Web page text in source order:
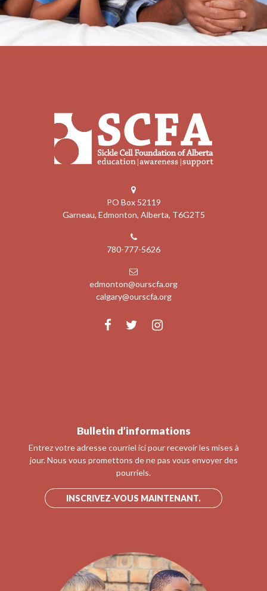
PO Box 52119
Garneau, Edmonton, Alberta, T6G2T5
780-777-5626
edmonton@ourscfa.org
calgary@ourscfa.org
Bulletin d’informations
Entrez votre adresse courriel ici pour recevoir les mises à
jour. Nous vous promettons de ne pas vous envoyer des
pourriels.
INSCRIVEZ-VOUS MAINTENANT.